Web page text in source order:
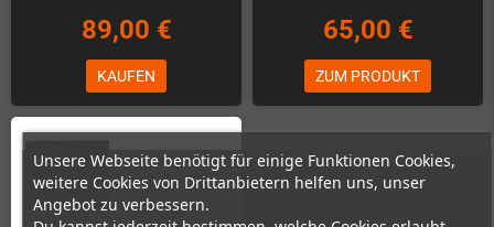
Unsere Webseite benötigt für einige Funktionen Cookies,
weitere Cookies von Drittanbietern helfen uns, unser
Angebot zu verbessern.
89,00 €
KAUFEN
65,00 €
ZUM PRODUKT